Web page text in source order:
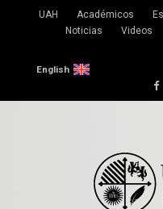
UAH Académicos
Noticias
Videos
English